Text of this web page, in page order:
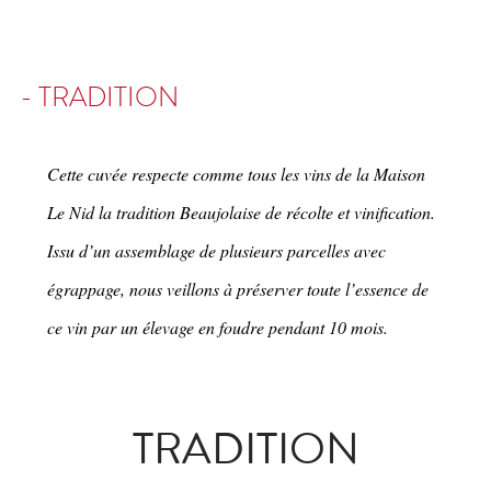
- TRADITION
Cette cuvée respecte comme tous les vins de la Maison
Le Nid la tradition Beaujolaise de récolte et vinification.
Issu d’un assemblage de plusieurs parcelles avec
égrappage, nous veillons à préserver toute l’essence de
ce vin par un élevage en foudre pendant 10 mois.
TRADITION